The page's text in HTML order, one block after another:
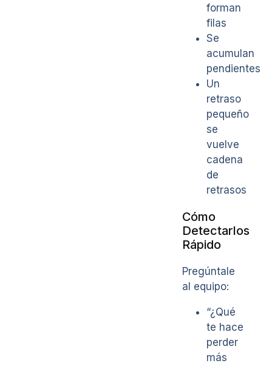
forman
filas
Se
acumulan
pendientes
Un
retraso
pequeño
se
vuelve
cadena
de
retrasos
Cómo
Detectarlos
Rápido
Pregúntale
al equipo:
“¿Qué
te hace
perder
más